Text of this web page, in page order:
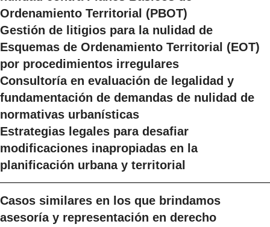
Ordenamiento Territorial (PBOT)
Gestión de litigios para la nulidad de
Esquemas de Ordenamiento Territorial (EOT)
por procedimientos irregulares
Consultoría en evaluación de legalidad y
fundamentación de demandas de nulidad de
normativas urbanísticas
Estrategias legales para desafiar
modificaciones inapropiadas en la
planificación urbana y territorial
Casos similares en los que brindamos
asesoría y representación en derecho